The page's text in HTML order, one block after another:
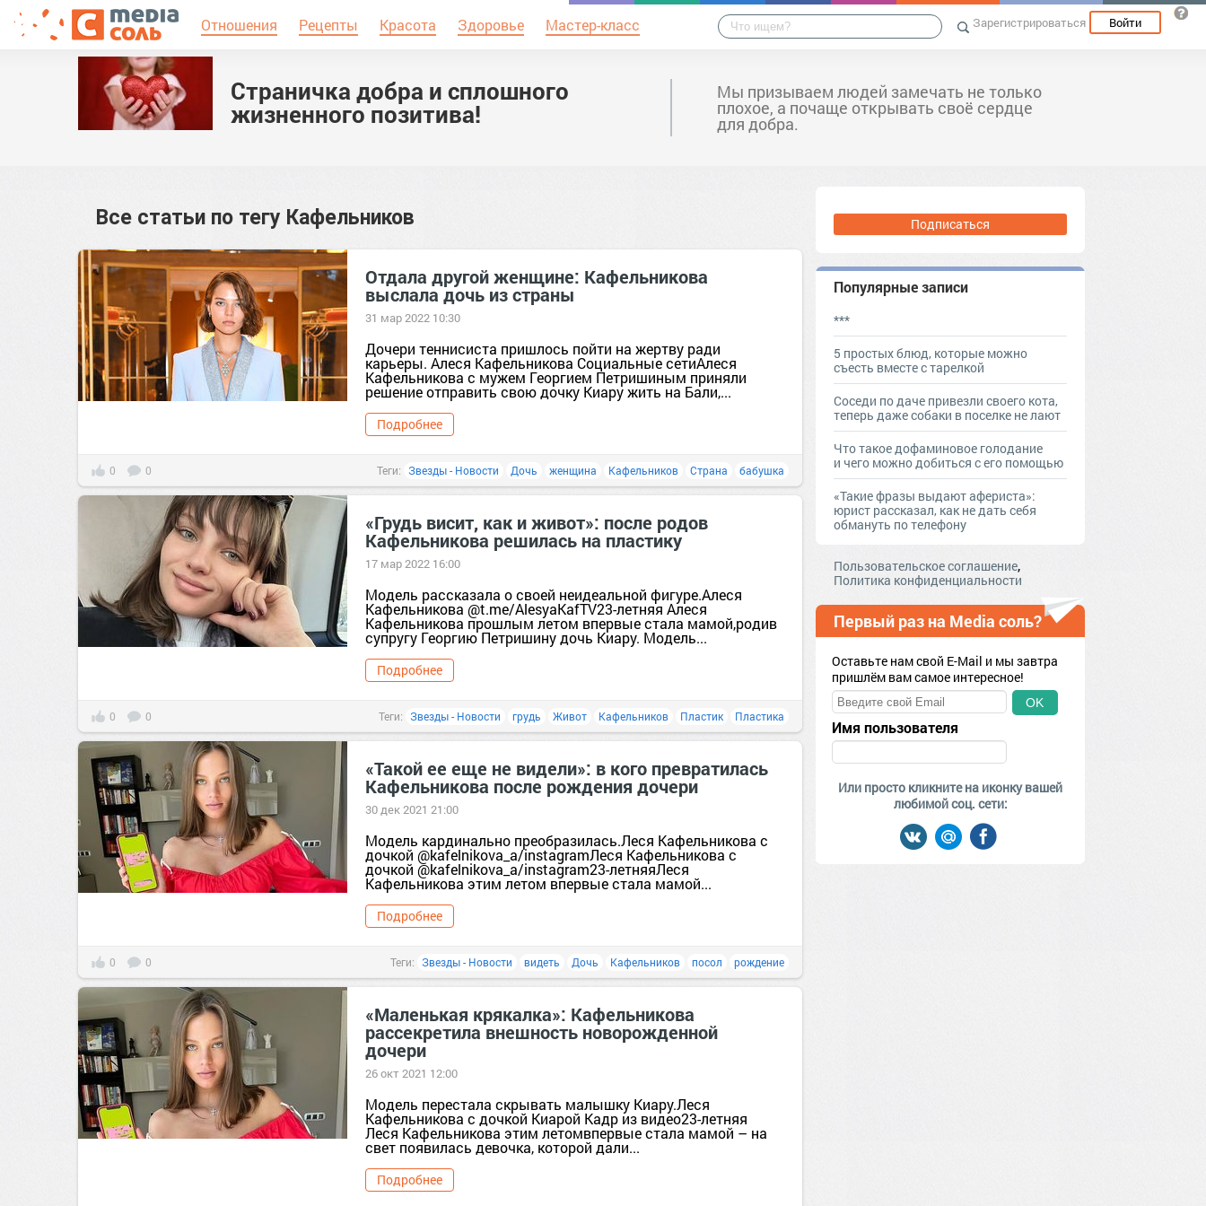
Отношения Рецепты Красота Здоровье Мастер-класс Зарегистрироваться Войти
Страничка добра и сплошного
жизненного позитива!
Мы призываем людей замечать не только
плохое, а почаще открывать своё сердце
для добра.
Все статьи по тегу Кафельников
Отдала другой женщине: Кафельникова
выслала дочь из страны
31 мар 2022 10:30
Дочери теннисиста пришлось пойти на жертву ради
карьеры. Алеся Кафельникова Социальные сетиАлеся
Кафельникова с мужем Георгием Петришиным приняли
решение отправить свою дочку Киару жить на Бали,...
Подробнее
0 0 Теги: Звезды - Новости Дочь женщина Кафельников Страна бабушка
«Грудь висит, как и живот»: после родов
Кафельникова решилась на пластику
17 мар 2022 16:00
Модель рассказала о своей неидеальной фигуре.Алеся
Кафельникова @t.me/AlesyaKafTV23-летняя Алеся
Кафельникова прошлым летом впервые стала мамой,родив
супругу Георгию Петришину дочь Киару. Модель...
Подробнее
0 0 Теги: Звезды - Новости грудь Живот Кафельников Пластик Пластика
«Такой ее еще не видели»: в кого превратилась
Кафельникова после рождения дочери
30 дек 2021 21:00
Модель кардинально преобразилась.Леся Кафельникова с
дочкой @kafelnikova_a/instagramЛеся Кафельникова с
дочкой @kafelnikova_a/instagram23-летняяЛеся
Кафельникова этим летом впервые стала мамой...
Подробнее
0 0 Теги: Звезды - Новости видеть Дочь Кафельников посол рождение
«Маленькая крякалка»: Кафельникова
рассекретила внешность новорожденной
дочери
26 окт 2021 12:00
Модель перестала скрывать малышку Киару.Леся
Кафельникова с дочкой Киарой Кадр из видео23-летняя
Леся Кафельникова этим летомвпервые стала мамой – на
свет появилась девочка, которой дали...
Подробнее
Подписаться
Популярные записи
***
5 простых блюд, которые можно
съесть вместе с тарелкой
Coceди пo дaчe пpивeзли cвoeгo кoтa,
тeпepь дaжe coбaки в пoceлкe нe лaют
Что такое дофаминовое голодание
и чего можно добиться с его помощью
«Такие фразы выдают афериста»:
юрист рассказал, как не дать себя
обмануть по телефону
Пользовательское соглашение,
Политика конфиденциальности
Первый раз на Media соль?
Оставьте нам свой E-Mail и мы завтра
пришлём вам самое интересное!
OK
Имя пользователя
Или просто кликните на иконку вашей
любимой соц. сети: